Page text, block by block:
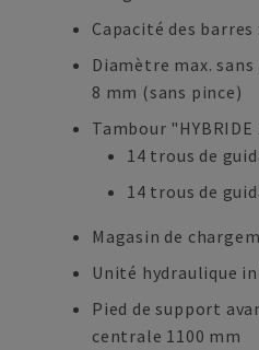
Capacité des
Diamètre max.
8 mm (sans pince)
Tambour "HYBRIDE
14 trous de
14 trous de
Magasin de
Unité hydraulique
Pied de support
centrale 1100 mm